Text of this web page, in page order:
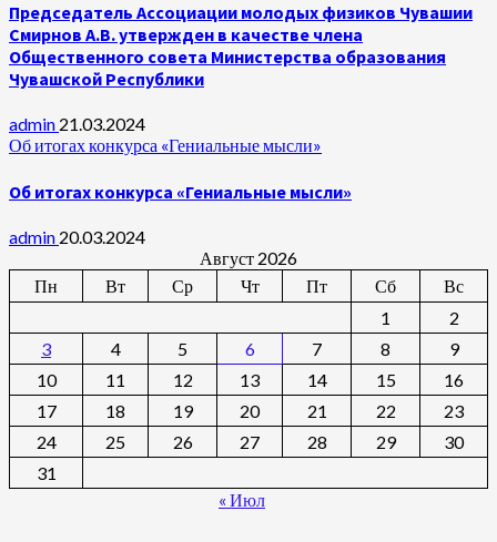
Председатель Ассоциации молодых физиков Чувашии
Смирнов А.В. утвержден в качестве члена
Общественного совета Министерства образования
Чувашской Республики
admin 21.03.2024
Об итогах конкурса «Гениальные мысли»
Об итогах конкурса «Гениальные мысли»
admin 20.03.2024
Август 2026
Пн
Вт Ср Чт Пт Сб
Вс
1
2
3
4 5 6 7 8
9
10
11 12 13 14 15
16
17
18 19 20 21 22
23
24
25 26 27 28 29
30
31
« Июл